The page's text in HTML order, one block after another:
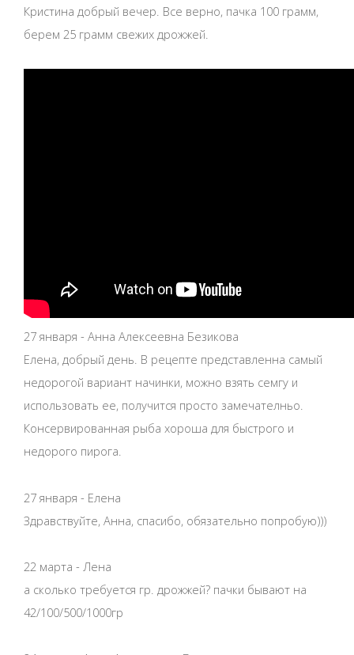
Кристина добрый вечер. Все верно, пачка 100 грамм,
берем 25 грамм свежих дрожжей.
27 января - Анна Алексеевна Безикова
Елена, добрый день. В рецепте представленна самый
недорогой вариант начинки, можно взять семгу и
использовать ее, получится просто замечателньо.
Консервированная рыба хороша для быстрого и
недорого пирога.
27 января - Елена
Здравствуйте, Анна, спасибо, обязательно попробую)))
22 марта - Лена
а сколько требуется гр. дрожжей? пачки бывают на
42/100/500/1000гр